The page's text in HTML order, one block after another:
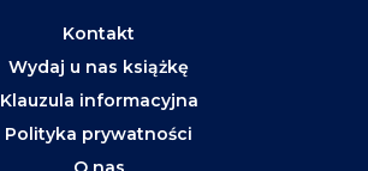
Kontakt
Wydaj u nas książkę
Klauzula informacyjna
Polityka prywatności